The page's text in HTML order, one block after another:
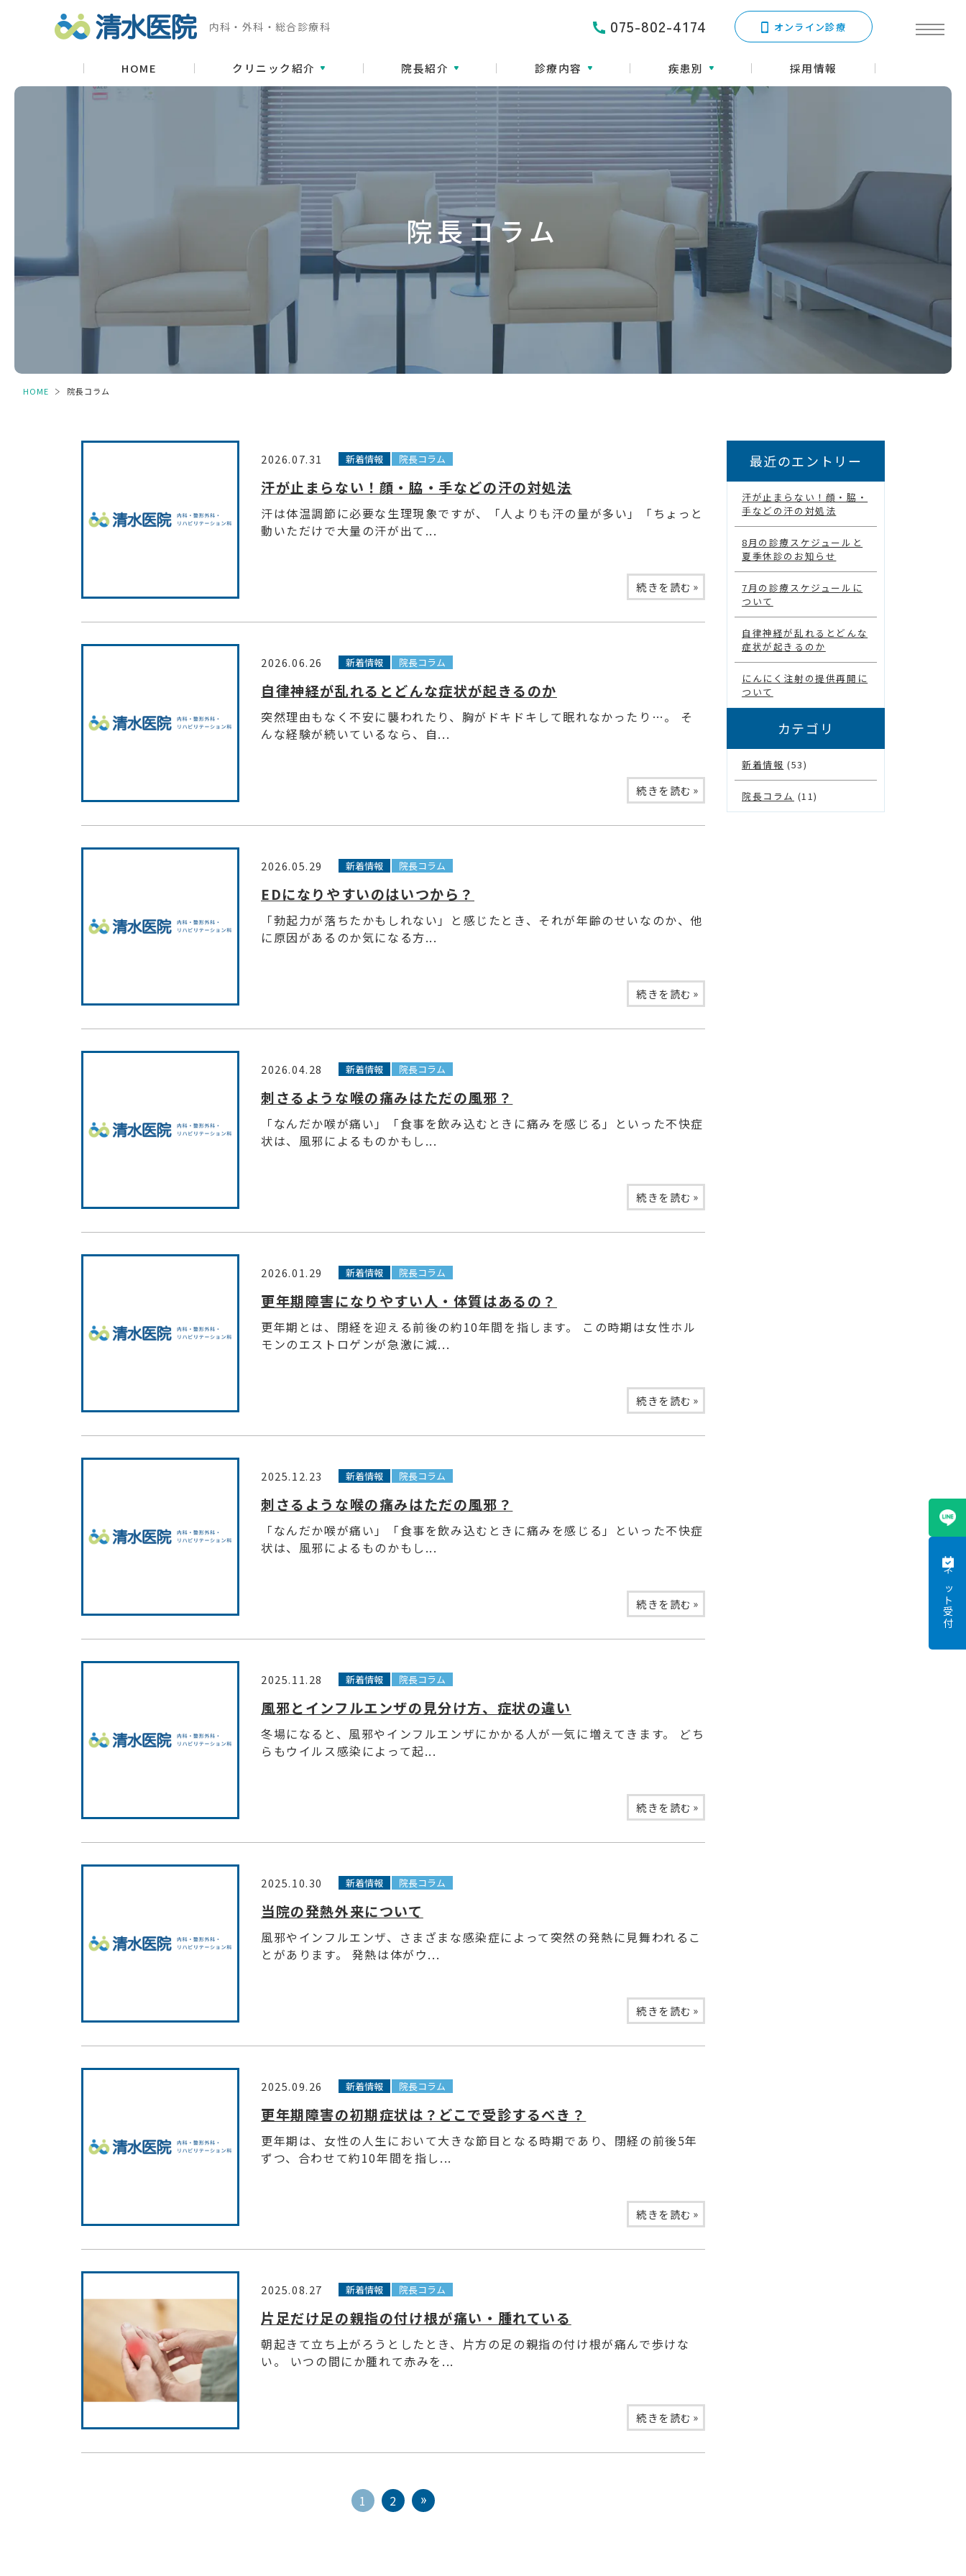
内科・外科・総合診療科 075-802-4174 オンライン診療
HOME クリニック紹介 院長紹介 診療内容 疾患別 採用情報
院長コラム
HOME ＞ 院長コラム
2026.07.31 新着情報 院長コラム
汗が止まらない！顔・脇・手などの汗の対処法
汗は体温調節に必要な生理現象ですが、「人よりも汗の量が多い」「ちょっと
動いただけで大量の汗が出て...
続きを読む »
2026.06.26 新着情報 院長コラム
自律神経が乱れるとどんな症状が起きるのか
突然理由もなく不安に襲われたり、胸がドキドキして眠れなかったり…。 そ
んな経験が続いているなら、自...
続きを読む »
2026.05.29 新着情報 院長コラム
EDになりやすいのはいつから？
「勃起力が落ちたかもしれない」と感じたとき、それが年齢のせいなのか、他
に原因があるのか気になる方...
続きを読む »
2026.04.28 新着情報 院長コラム
刺さるような喉の痛みはただの風邪？
「なんだか喉が痛い」「食事を飲み込むときに痛みを感じる」といった不快症
状は、風邪によるものかもし...
続きを読む »
2026.01.29 新着情報 院長コラム
更年期障害になりやすい人・体質はあるの？
更年期とは、閉経を迎える前後の約10年間を指します。 この時期は女性ホル
モンのエストロゲンが急激に減...
続きを読む »
2025.12.23 新着情報 院長コラム
刺さるような喉の痛みはただの風邪？
「なんだか喉が痛い」「食事を飲み込むときに痛みを感じる」といった不快症
状は、風邪によるものかもし...
続きを読む »
2025.11.28 新着情報 院長コラム
風邪とインフルエンザの見分け方、症状の違い
冬場になると、風邪やインフルエンザにかかる人が一気に増えてきます。 どち
らもウイルス感染によって起...
続きを読む »
2025.10.30 新着情報 院長コラム
当院の発熱外来について
風邪やインフルエンザ、さまざまな感染症によって突然の発熱に見舞われるこ
とがあります。 発熱は体がウ...
続きを読む »
2025.09.26 新着情報 院長コラム
更年期障害の初期症状は？どこで受診するべき？
更年期は、女性の人生において大きな節目となる時期であり、閉経の前後5年
ずつ、合わせて約10年間を指し...
続きを読む »
2025.08.27 新着情報 院長コラム
片足だけ足の親指の付け根が痛い・腫れている
朝起きて立ち上がろうとしたとき、片方の足の親指の付け根が痛んで歩けな
い。 いつの間にか腫れて赤みを...
続きを読む »
1 2
最近のエントリー
汗が止まらない！顔・脇・
手などの汗の対処法
8月の診療スケジュールと
夏季休診のお知らせ
7月の診療スケジュールに
ついて
自律神経が乱れるとどんな
症状が起きるのか
にんにく注射の提供再開に
ついて
カテゴリ
新着情報 (53)
院長コラム (11)
ネット受付